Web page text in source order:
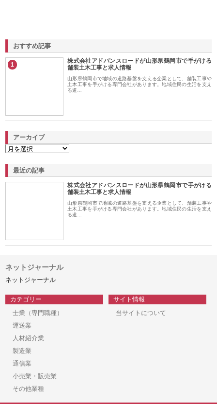
おすすめ記事
1
株式会社アドバンスロードが山形県鶴岡市で手がける
舗装土木工事と求人情報
山形県鶴岡市で地域の道路基盤を支える企業として、舗装工事や
土木工事を手がける専門会社があります。地域住民の生活を支え
る道…
アーカイブ
最近の記事
株式会社アドバンスロードが山形県鶴岡市で手がける
舗装土木工事と求人情報
山形県鶴岡市で地域の道路基盤を支える企業として、舗装工事や
土木工事を手がける専門会社があります。地域住民の生活を支え
る道…
ネットジャーナル
ネットジャーナル
カテゴリー
士業（専門職種）
運送業
人材紹介業
製造業
通信業
小売業・販売業
その他業種
サイト情報
当サイトについて